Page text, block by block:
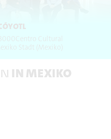
Centro Cultural
Stadt (Mexiko)
IN MEXIKO